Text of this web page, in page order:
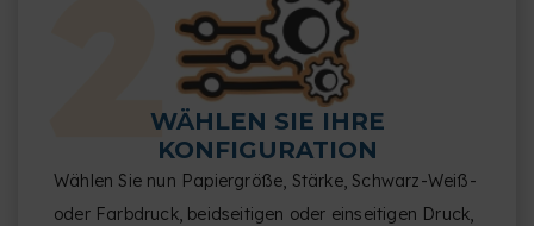
WÄHLEN SIE IHRE
KONFIGURATION
Wählen Sie nun Papiergröße, Stärke, Schwarz-Weiß-
oder Farbdruck, beidseitigen oder einseitigen Druck,